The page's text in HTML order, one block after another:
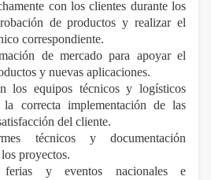
con los clientes durante los
de productos y realizar el
correspondiente.
de mercado para apoyar el
y nuevas aplicaciones.
los equipos técnicos y logísticos
la correcta implementación de las
del cliente.
técnicos y documentación
proyectos.
y eventos nacionales e